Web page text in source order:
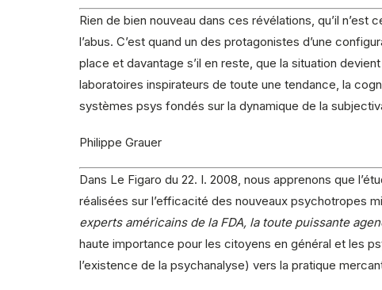
Rien de bien nouveau dans ces révélations, qu’il
l’abus. C’est quand un des protagonistes d’une
place et davantage s’il en reste, que la situation devient
laboratoires inspirateurs de toute une tendance, la
systèmes psys fondés sur la dynamique de la
Philippe Grauer
Dans Le Figaro du 22. I. 2008, nous apprenons que
réalisées sur l’efficacité des nouveaux psychotropes
experts américains de la FDA, la toute puissante
haute importance pour les citoyens en général et les
l’existence de la psychanalyse) vers la pratique